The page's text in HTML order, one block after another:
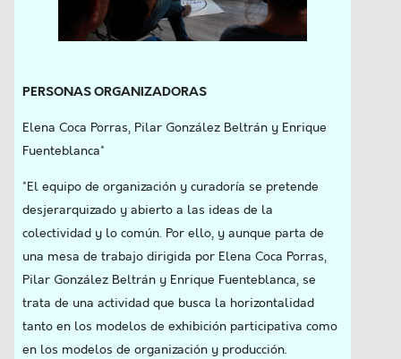
PERSONAS ORGANIZADORAS
Elena Coca Porras, Pilar González Beltrán y Enrique
Fuenteblanca*
*El equipo de organización y curadoría se pretende
desjerarquizado y abierto a las ideas de la
colectividad y lo común. Por ello, y aunque parta de
una mesa de trabajo dirigida por Elena Coca Porras,
Pilar González Beltrán y Enrique Fuenteblanca, se
trata de una actividad que busca la horizontalidad
tanto en los modelos de exhibición participativa como
en los modelos de organización y producción.